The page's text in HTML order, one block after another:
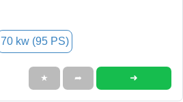
70 kw (95 PS)
★ ➦ ➜